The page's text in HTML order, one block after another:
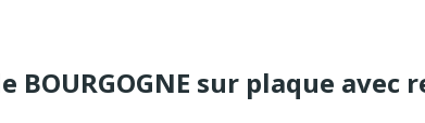
BOURGOGNE sur plaque avec